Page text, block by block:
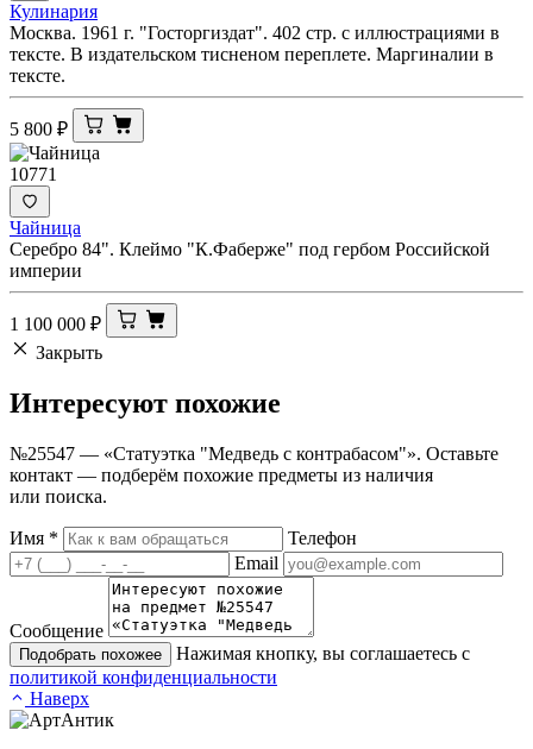
Кулинария
Москва. 1961 г. "Госторгиздат". 402 стр. с иллюстрациями в
тексте. В издательском тисненом переплете. Маргиналии в
тексте.
5 800 ₽
10771
Чайница
Серебро 84". Клеймо "К.Фаберже" под гербом Российской
империи
1 100 000 ₽
Закрыть
Интересуют похожие
№25547 — «Статуэтка "Медведь с контрабасом"». Оставьте
контакт — подберём похожие предметы из наличия
или поиска.
Имя *
Телефон
Email
Сообщение
Подобрать похожее
Нажимая кнопку, вы соглашаетесь с
политикой конфиденциальности
Наверх